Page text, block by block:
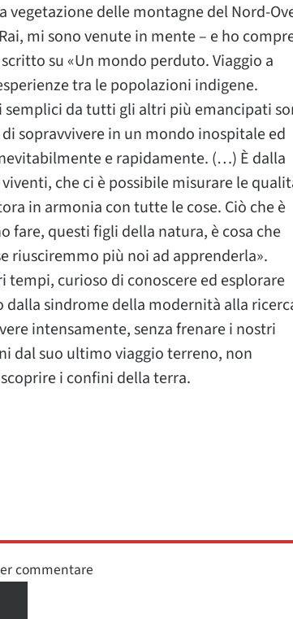
delle montagne del Nord-
mi sono venute in mente – e ho
su «Un mondo perduto. Viaggio a
tra le popolazioni indigene.
da tutti gli altri più emancipati
sopravvivere in un mondo inospitale ed
e rapidamente. (…) È dalla
che ci è possibile misurare le
in armonia con tutte le cose. Ciò che è
fare, questi figli della natura, è cosa che
riusciremmo più noi ad apprenderla».
tempi, curioso di conoscere ed esplorare
sindrome della modernità alla
intensamente, senza frenare i nostri
dal suo ultimo viaggio terreno, non
i confini della terra.
commentare